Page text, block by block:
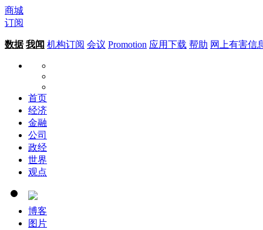
商城
订阅
数据 我闻 机构订阅 会议 Promotion 应用下载 帮助 网上有害信
首页
经济
金融
公司
政经
世界
观点
博客
图片